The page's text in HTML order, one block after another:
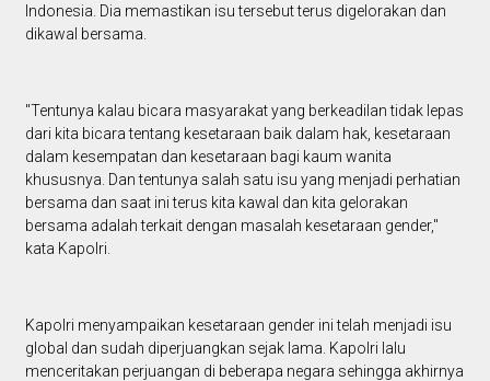
Indonesia. Dia memastikan isu tersebut terus digelorakan dan
dikawal bersama.
"Tentunya kalau bicara masyarakat yang berkeadilan tidak lepas
dari kita bicara tentang kesetaraan baik dalam hak, kesetaraan
dalam kesempatan dan kesetaraan bagi kaum wanita
khususnya. Dan tentunya salah satu isu yang menjadi perhatian
bersama dan saat ini terus kita kawal dan kita gelorakan
bersama adalah terkait dengan masalah kesetaraan gender,"
kata Kapolri.
Kapolri menyampaikan kesetaraan gender ini telah menjadi isu
global dan sudah diperjuangkan sejak lama. Kapolri lalu
menceritakan perjuangan di beberapa negara sehingga akhirnya